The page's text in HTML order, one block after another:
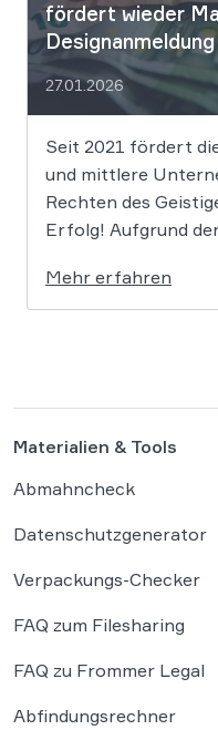
fördert wieder
Designanmeldung
27.01.2026
Seit 2021 fördert
und mittlere
Rechten des
Erfolg! Aufgrund
Business“ wurden
den letzten Jahren
Mehr erfahren
Materialien & Tools
Abmahncheck
Datenschutzgenerator
Verpackungs-Checker
FAQ zum Filesharing
FAQ zu Frommer Legal
Abfindungsrechner